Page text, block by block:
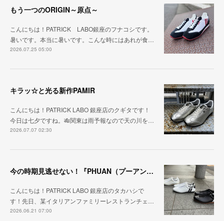
もう一つのORIGIN～原点～
こんにちは！PATRICK LABO銀座のフナコシです。
暑いです。本当に暑いです。こんな時にはあれが食…
2026.07.25 05:00
キラッ☆と光る新作PAMIR
こんにちは！PATRICK LABO 銀座店のクギタです！
今日は七夕ですね。🎋関東は雨予報なので天の川を…
2026.07.07 02:30
今の時期見逃せない！『PHUAN（プーアン）』
こんにちは！PATRICK LABO 銀座店のタカハシで
す！先日、某イタリアンファミリーレストランチェ…
2026.06.21 07:00